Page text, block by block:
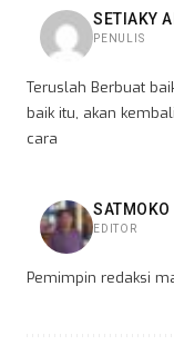
SETIAKY
PENULIS
Teruslah Berbuat
baik itu, akan
cara
EDITOR
Pemimpin redaksi